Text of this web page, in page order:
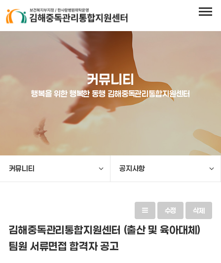
커뮤니티
행복을 위한 행복한 동행 김해중독관리통합지원센터
커뮤니티 공지사항
수정 삭제
김해중독관리통합지원센터 (출산 및 육아대체)
팀원 서류면접 합격자 공고